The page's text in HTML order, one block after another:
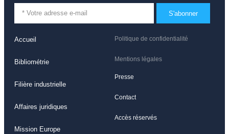
Politique de confidentialité
Mentions légales
Presse
Contact
Accès réservés
Accueil
Bibliométrie
Filière industrielle
Affaires juridiques
Mission Europe
S'abonner